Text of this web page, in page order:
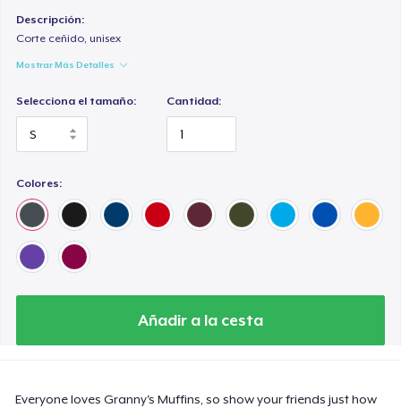
Descripción:
Corte ceñido, unisex
Mostrar Más Detalles
Selecciona el tamaño: Cantidad:
Colores:
Añadir a la cesta
Everyone loves Granny's Muffins, so show your friends just how